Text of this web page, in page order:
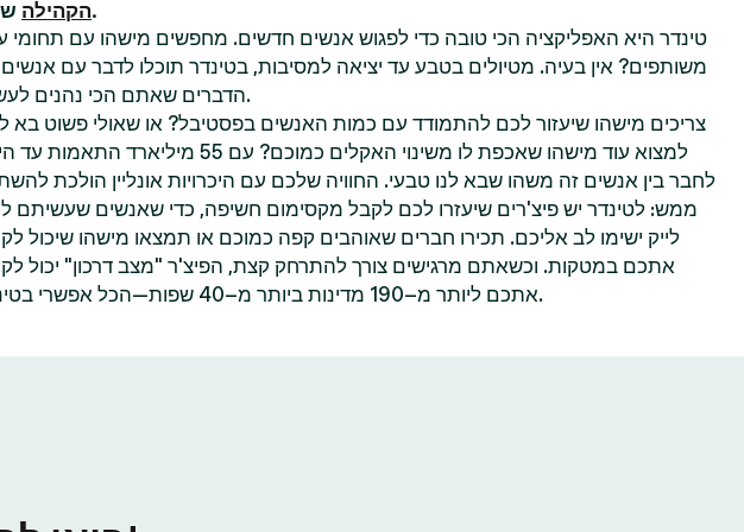
הקהילהשלנו.
טינדר היא האפליקציה הכי טובה כדי לפגוש אנשים חדשים. מחפשים מישהו עם תחומי
משותפים? אין בעיה. מטיולים בטבע עד יציאה למסיבות, בטינדר תוכלו לדבר עם
הדברים שאתם הכי נהנים לעשות.
צריכים מישהו שיעזור לכם להתמודד עם כמות האנשים בפסטיבל? או שאולי פשוט בא
למצוא עוד מישהו שאכפת לו משינוי האקלים כמוכם? עם 55 מיליארד
לחבר בין אנשים זה משהו שבא לנו טבעי. החוויה שלכם עם היכרויות אונליין הולכת
ממש: לטינדר יש פיצ'רים שיעזרו לכם לקבל מקסימום חשיפה, כדי שאנשים שעשיתם
לייק ישימו לב אליכם. תכירו חברים שאוהבים קפה כמוכם או תמצאו מישהו שיכול
אתכם במטקות. וכשאתם מרגישים צורך להתרחק קצת, הפיצ'ר "מצב דרכון" יכול
אתכם ליותר מ–190 מדינות ביותר מ–40 שפות—הכל אפשרי בטינדר.